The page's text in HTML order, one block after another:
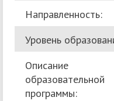
Направленность:
Уровень
Описание
образовательной
программы: